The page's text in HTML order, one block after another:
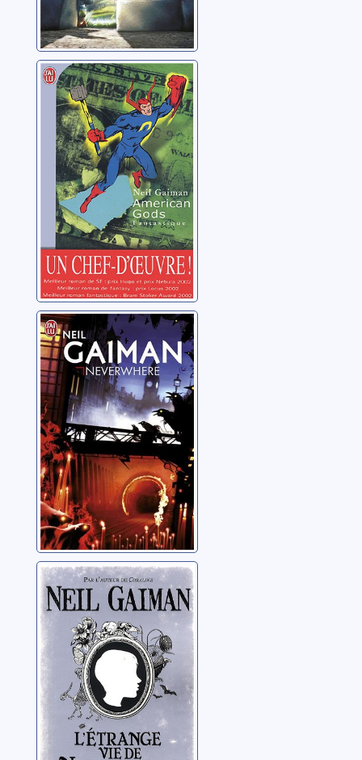
American gods
Gaiman, Neil
Neverwhere
Gaiman, Neil
L'étrange vie de
Nobody Owens
Gaiman, Neil